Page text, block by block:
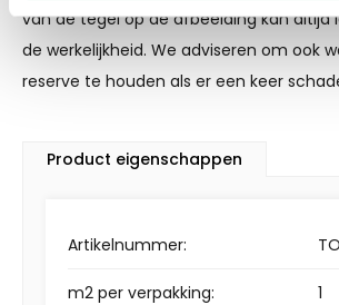
van de tegel op de afbeelding kan altijd
de werkelijkheid. We adviseren om ook
reserve te houden als er een keer
Product eigenschappen
Artikelnummer:
m2 per verpakking: 1